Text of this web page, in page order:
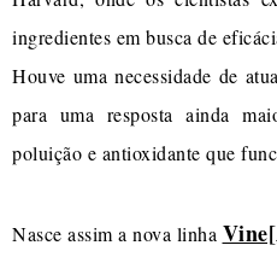
ingredientes em busca de
Houve uma necessidade de
para uma resposta ainda
poluição e antioxidante que
Nasce assim a nova linha